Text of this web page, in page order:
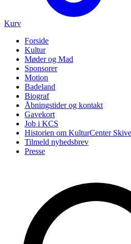
Kurv
Forside
Kultur
Møder og Mad
Sponsorer
Motion
Badeland
Biograf
Åbningstider og kontakt
Gavekort
Job i KCS
Historien om KulturCenter Skive
Tilmeld nyhedsbrev
Presse